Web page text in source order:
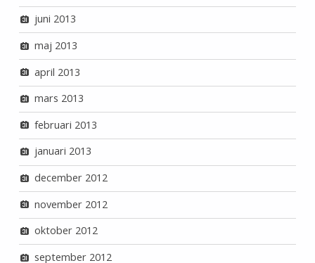
juni 2013
maj 2013
april 2013
mars 2013
februari 2013
januari 2013
december 2012
november 2012
oktober 2012
september 2012